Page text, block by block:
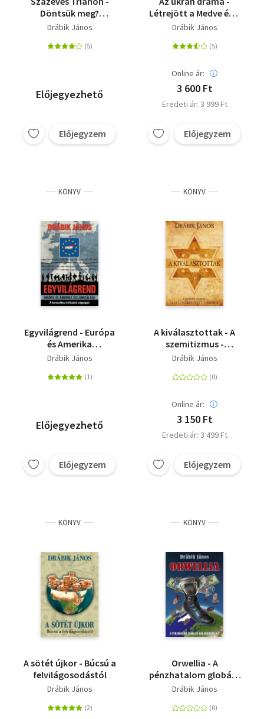
Döntsük meg?
Törődjünk bele? Kik
Drábik János
Előjegyezhető
Előjegyzem
Létrejött a Medve és a
Sárkány közös
Drábik János
Online ár:
3 600 Ft
Eredeti ár: 3 999 Ft
Előjegyzem
KÖNYV
Egyvilágrend - Európa
és Amerika
iszlamizálása - A
végnapjai
Drábik János
Előjegyezhető
Előjegyzem
KÖNYV
A kiválasztottak - A
szemitizmus -
Elkülönülés és kettős
Drábik János
Online ár:
3 150 Ft
Eredeti ár: 3 499 Ft
Előjegyzem
KÖNYV
A sötét újkor - Búcsú a
felvilágosodástól
Drábik János
KÖNYV
Orwellia - A
pénzhatalom globális
magánbirodalma
Drábik János